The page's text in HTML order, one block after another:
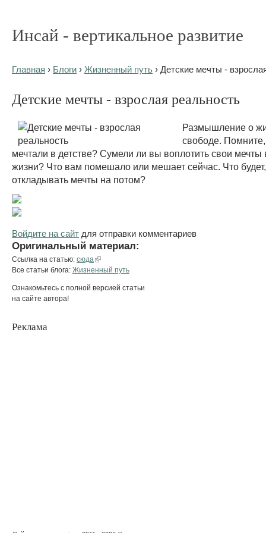
Инсай - вертикальное развитие
Главная › Блоги › Жизненный путь › Детские мечты -
Детские мечты - взрослая реальность
Размышление о
свободе.
мечтали в детстве? Сумели ли вы воплотить свои мечты
жизни? Что вам помешало или мешает сейчас. Что
откладывать мечты на потом?
Войдите на сайт для отправки комментариев
Оригинальный материал:
Ссылка на статью: сюда
Все статьи блога: Жизненный путь
Ознакомьтесь с полной версией статьи
на сайте автора!
Реклама